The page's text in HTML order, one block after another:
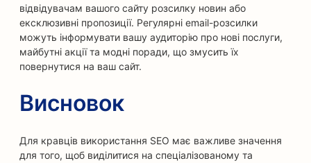
відвідувачам вашого сайту розсилку новин або
ексклюзивні пропозиції. Регулярні email-розсилки
можуть інформувати вашу аудиторію про нові послуги,
майбутні акції та модні поради, що змусить їх
повернутися на ваш сайт.
Висновок
Для кравців використання SEO має важливе значення
для того, щоб виділитися на спеціалізованому та